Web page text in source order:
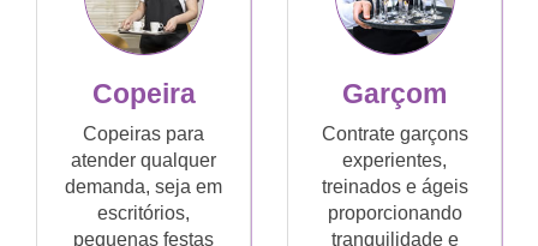
Copeira
Copeiras para
atender qualquer
demanda, seja em
escritórios,
pequenas festas
Garçom
Contrate garçons
experientes,
treinados e ágeis
proporcionando
tranquilidade e